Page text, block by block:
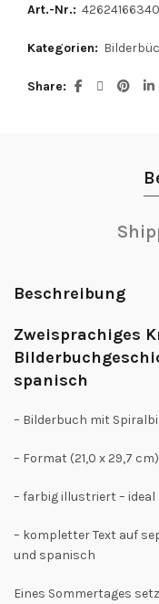
Art.-Nr.:
Kategorien:
Share
Beschreibung
Zweisprachiges
spanisch
– Bilderbuch mit
– Format (21,0 x 29,7
– farbig illustriert –
– kompletter Text auf
und spanisch
Eines Sommertages